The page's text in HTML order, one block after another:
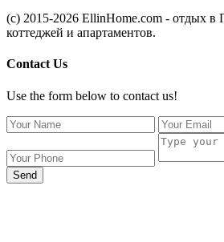
(c) 2015-2026 EllinHome.com - отдых в
коттеджей и апартаментов.
Contact Us
Use the form below to contact us!
Send